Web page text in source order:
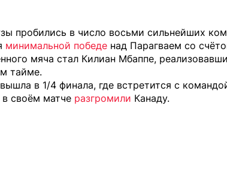
пробились в число восьми сильнейших
минимальной победе над Парагваем со
мяча стал Килиан Мбаппе,
тайме.
в 1/4 финала, где встретится с
своём матче разгромили Канаду.